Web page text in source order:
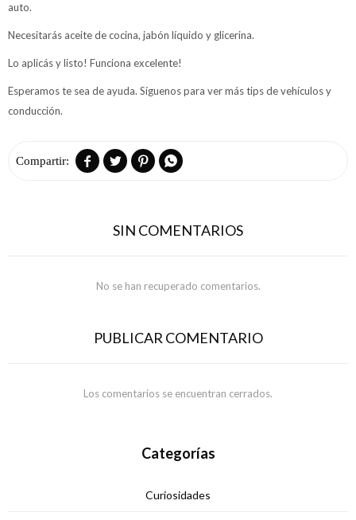
auto.
Necesitarás aceite de cocina, jabón líquido y glicerina.
Lo aplicás y listo! Funciona excelente!
Esperamos te sea de ayuda. Síguenos para ver más tips de vehículos y
conducción.
   
SIN COMENTARIOS
No se han recuperado comentarios.
PUBLICAR COMENTARIO
Los comentarios se encuentran cerrados.
Categorías
Curiosidades